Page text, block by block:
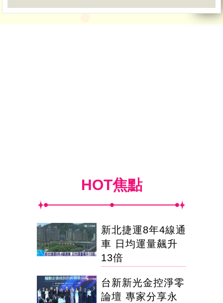
HOT焦點
新北捷運8年4線通
車 日均運量飆升
13倍
台新新光金控淨零
論壇 專家分享永